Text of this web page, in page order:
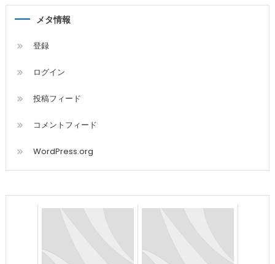
メタ情報
登録
ログイン
投稿フィード
コメントフィード
WordPress.org